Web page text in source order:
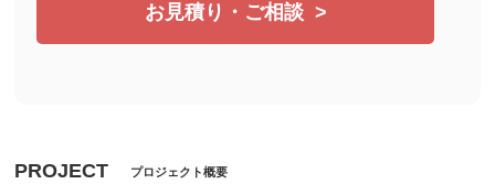
お見積り・ご相談
PROJECT プロジェクト概要